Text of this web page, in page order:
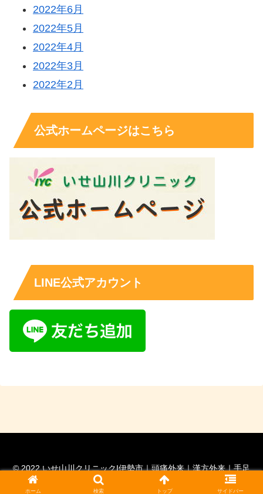
2022年6月
2022年5月
2022年4月
2022年3月
2022年2月
公式ホームページはこちら
LINE公式アカウント
© 2022 いせ山川クリニックI伊勢市｜頭痛外来｜漢方外来｜手足
の痺れ外来｜脳神経外科専門医｜ 脊髄外科認定医.
ホーム 検索 トップ サイドバー